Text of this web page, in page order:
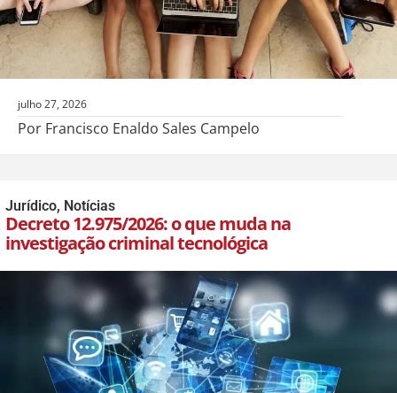
julho 27, 2026
Por Francisco Enaldo Sales Campelo
Jurídico, Notícias
Decreto 12.975/2026: o que muda na
investigação criminal tecnológica